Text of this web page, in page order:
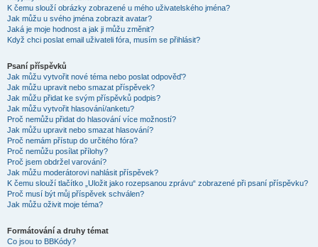
K čemu slouží obrázky zobrazené u mého uživatelského jména?
Jak můžu u svého jména zobrazit avatar?
Jaká je moje hodnost a jak ji můžu změnit?
Když chci poslat email uživateli fóra, musím se přihlásit?
Psaní příspěvků
Jak můžu vytvořit nové téma nebo poslat odpověď?
Jak můžu upravit nebo smazat příspěvek?
Jak můžu přidat ke svým příspěvků podpis?
Jak můžu vytvořit hlasování/anketu?
Proč nemůžu přidat do hlasování více možností?
Jak můžu upravit nebo smazat hlasování?
Proč nemám přístup do určitého fóra?
Proč nemůžu posílat přílohy?
Proč jsem obdržel varování?
Jak můžu moderátorovi nahlásit příspěvek?
K čemu slouží tlačítko „Uložit jako rozepsanou zprávu“ zobrazené při psaní příspěvku?
Proč musí být můj příspěvek schválen?
Jak můžu oživit moje téma?
Formátování a druhy témat
Co jsou to BBKódy?